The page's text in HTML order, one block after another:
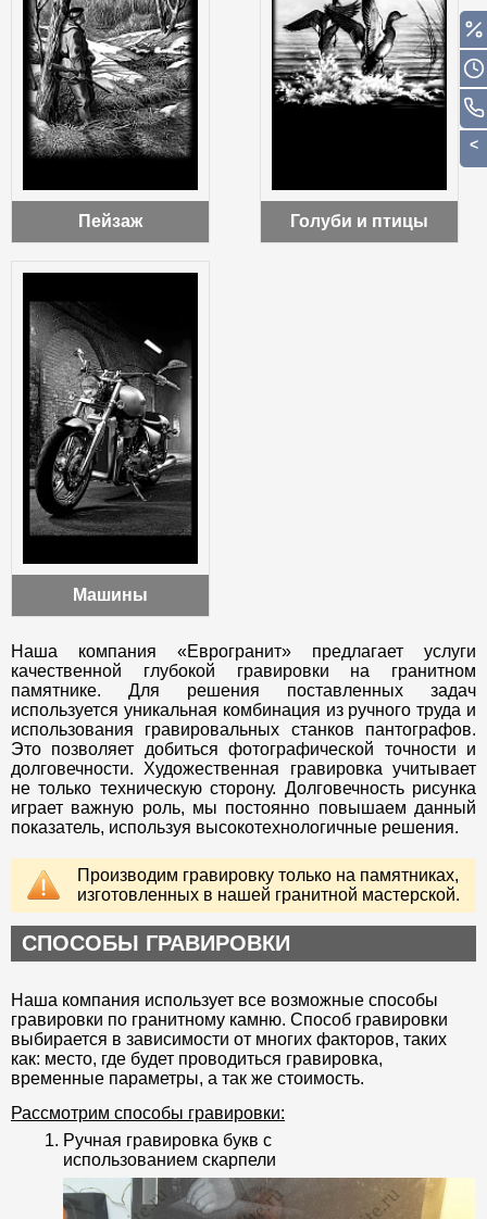
Пейзаж Голуби и птицы
Машины
Наша компания «Еврогранит» предлагает услуги
качественной глубокой гравировки на гранитном
памятнике. Для решения поставленных задач
используется уникальная комбинация из ручного труда и
использования гравировальных станков пантографов.
Это позволяет добиться фотографической точности и
долговечности. Художественная гравировка учитывает
не только техническую сторону. Долговечность рисунка
играет важную роль, мы постоянно повышаем данный
показатель, используя высокотехнологичные решения.
Производим гравировку только на памятниках,
изготовленных в нашей гранитной мастерской.
СПОСОБЫ ГРАВИРОВКИ
Наша компания использует все возможные способы
гравировки по гранитному камню. Способ гравировки
выбирается в зависимости от многих факторов, таких
как: место, где будет проводиться гравировка,
временные параметры, а так же стоимость.
Рассмотрим способы гравировки:
Ручная гравировка букв с
использованием скарпели